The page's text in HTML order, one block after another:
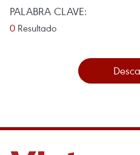
PALABRA CLAVE:
0 Resultado